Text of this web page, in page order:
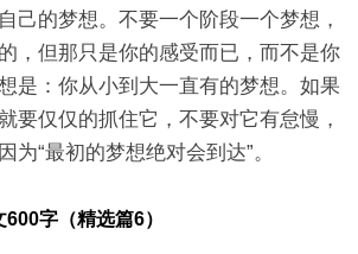
己的梦想。不要一个阶段一个梦想，
，但那只是你的感受而已，而不是你
是：你从小到大一直有的梦想。如果
要仅仅的抓住它，不要对它有怠慢，
为“最初的梦想绝对会到达”。
字（精选篇6）